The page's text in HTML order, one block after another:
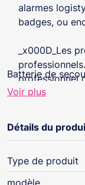
alarmes
badges, ou
_x000D_Les
professionnel
Batterie de
Voir plus
Détails du
Type de produit
modèle